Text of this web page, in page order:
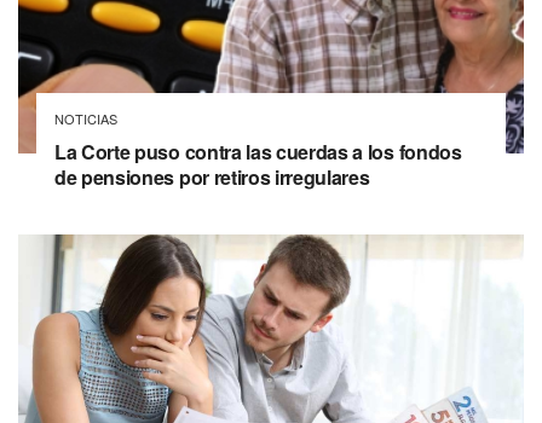
NOTICIAS
La Corte puso contra las cuerdas a los fondos
de pensiones por retiros irregulares